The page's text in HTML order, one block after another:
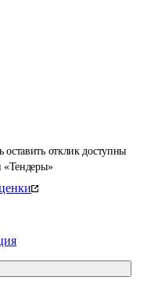
отклик доступны
«Тендеры»